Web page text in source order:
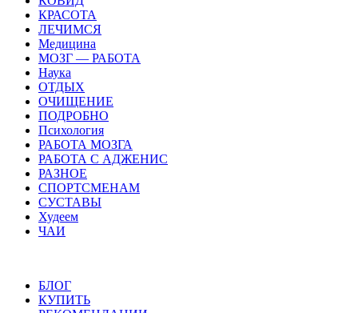
КРАСОТА
ЛЕЧИМСЯ
Медицина
МОЗГ — РАБОТА
Наука
ОТДЫХ
ОЧИЩЕНИЕ
ПОДРОБНО
Психология
РАБОТА МОЗГА
РАБОТА С АДЖЕНИС
РАЗНОЕ
СПОРТСМЕНАМ
СУСТАВЫ
Худеем
ЧАИ
БЛОГ
КУПИТЬ